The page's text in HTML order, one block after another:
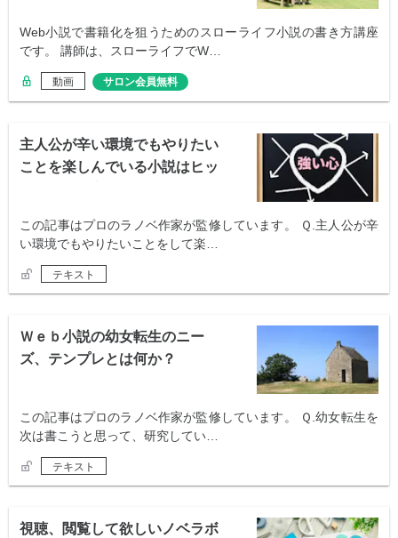
Web小説で書籍化を狙うためのスローライフ小説の書き方講座
です。 講師は、スローライフでW…
動画 サロン会員無料
主人公が辛い環境でもやりたい
ことを楽しんでいる小説はヒッ
この記事はプロのラノベ作家が監修しています。 Ｑ.主人公が辛
い環境でもやりたいことをして楽…
テキスト
Ｗｅｂ小説の幼女転生のニー
ズ、テンプレとは何か？
この記事はプロのラノベ作家が監修しています。 Ｑ.幼女転生を
次は書こうと思って、研究してい…
テキスト
視聴、閲覧して欲しいノベラボ